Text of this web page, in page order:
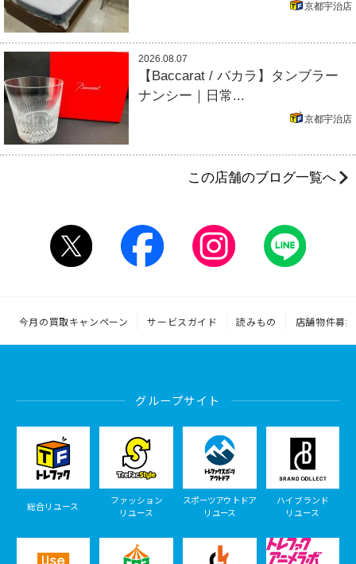
京都宇治店
2026.08.07
【Baccarat / バカラ】タンブラー
ナンシー｜日常...
京都宇治店
この店舗のブログ一覧へ
今月の買取キャンペーン サービスガイド 読みもの 店舗物件募集
グループサイト
総合リユース
ファッション
リユース
スポーツアウトドア
リユース
ハイブランド
リユース